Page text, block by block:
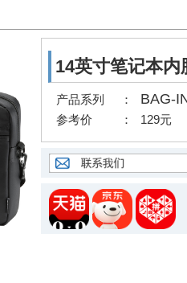
14英寸笔记本内
产品系列 ： BAG-
参考价 ： 129元